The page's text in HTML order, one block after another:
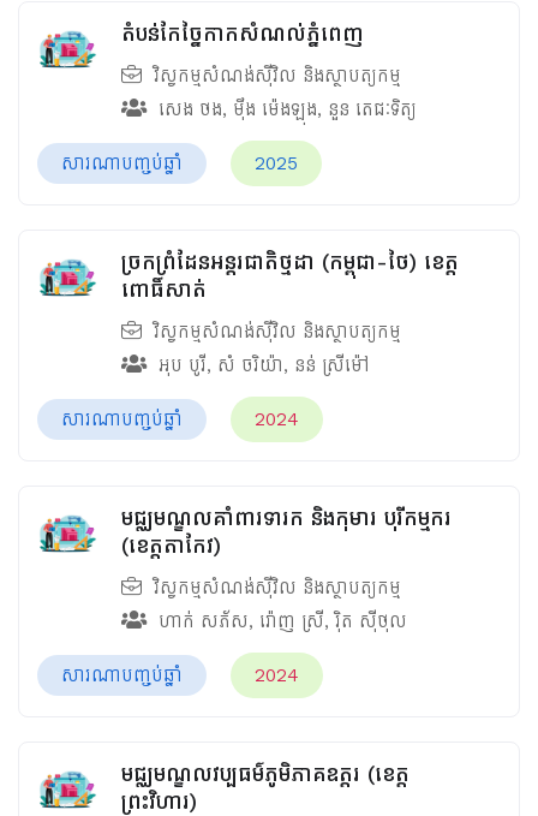
តំបន់កែច្នៃកាកសំណល់ភ្នំពេញ
វិស្វកម្មសំណង់ស៊ីវិល និងស្ថាបត្យកម្ម
សេង ថង, ម៉ឹង ម៉េងឡុង, នួន តេជៈទិត្យ
សារណាបញ្ចប់ឆ្នាំ 2025
ច្រកព្រំដែនអន្ដរជាតិថ្មដា (កម្ពុជា-ថៃ) ខេត្ត
ពោធិ៍សាត់
វិស្វកម្មសំណង់ស៊ីវិល និងស្ថាបត្យកម្ម
អុប បូរី, សំ ចរិយ៉ា, នន់ ស្រីម៉ៅ
សារណាបញ្ចប់ឆ្នាំ 2024
មជ្ឈមណ្ឌលគាំពារទារក និងកុមារ បុរីកម្មករ
(ខេត្តតាកែវ)
វិស្វកម្មសំណង់ស៊ីវិល និងស្ថាបត្យកម្ម
ហាក់ សភ័ស, រ៉ោញ ស្រី,រ៉ិត ស៊ីថុល
សារណាបញ្ចប់ឆ្នាំ 2024
មជ្ឈមណ្ឌលវប្បធម៌ភូមិភាគឧត្តរ​ (ខេត្ត
ព្រះវិហារ)